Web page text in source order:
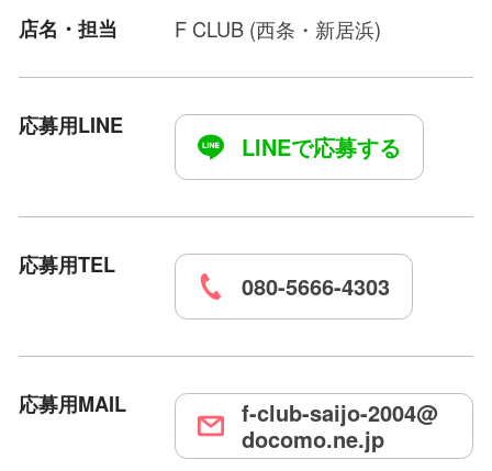
店名・担当 F CLUB (西条・新居浜)
応募用LINE
LINEで応募する
応募用TEL
080-5666-4303
応募用MAIL
f-club-saijo-2004@
docomo.ne.jp